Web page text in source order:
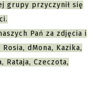
grupy przyczynił się
Pań za zdjęcia i
dMona, Kazika,
Rataja, Czeczota,